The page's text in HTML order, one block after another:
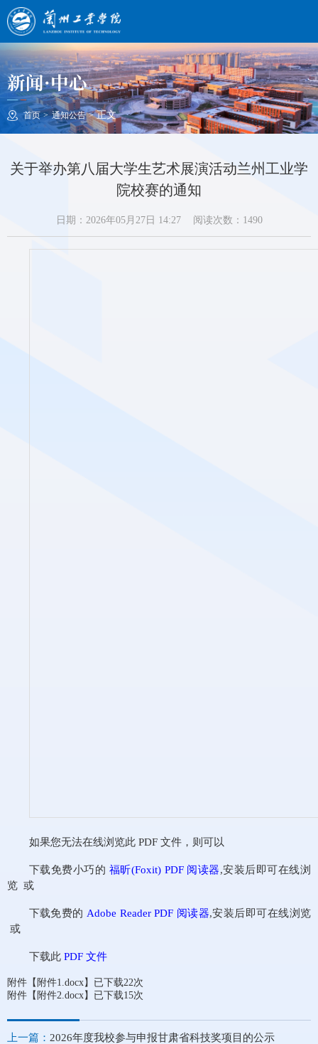
新闻·中心
首页 > 通知公告 > 正文
关于举办第八届大学生艺术展演活动兰州工业学
院校赛的通知
日期：2026年05月27日 14:27 阅读次数： 1490
如果您无法在线浏览此 PDF 文件，则可以
下载免费小巧的 福昕(Foxit) PDF 阅读器,安装后即可在线浏
览 或
下载免费的 Adobe Reader PDF 阅读器,安装后即可在线浏览
或
下载此 PDF 文件
附件【 附件1.docx】已下载22次
附件【 附件2.docx】已下载15次
上一篇： 2026年度我校参与申报甘肃省科技奖项目的公示